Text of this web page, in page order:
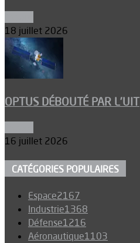
18 juillet 2026
OPTUS DÉBOUTÉ PAR L’UIT
16 juillet 2026
CATÉGORIES POPULAIRES
Espace2167
Industrie1368
Défense1216
Aéronautique1103